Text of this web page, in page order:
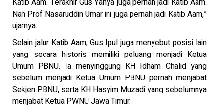
Nah Prof Nasaruddin Umar ini juga pernah jadi Katib Aam,”
ujarnya.
Selain jalur Katib Aam, Gus Ipul juga menyebut posisi lain
yang secara historis memiliki peluang menjadi Ketua
Umum PBNU. Ia menyinggung KH Idham Chalid yang
sebelum menjadi Ketua Umum PBNU pernah menjabat
Sekjen PBNU, serta KH Hasyim Muzadi yang sebelumnya
menjabat Ketua PWNU Jawa Timur.